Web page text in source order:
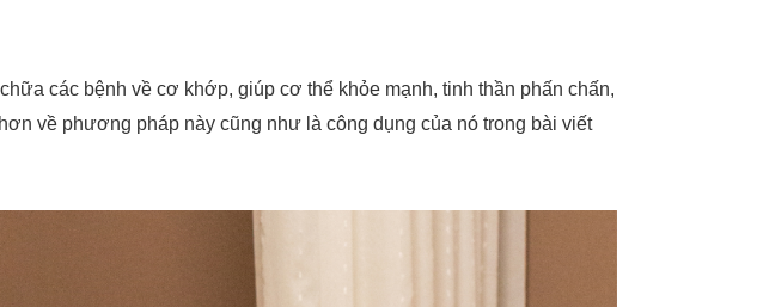
các bệnh về cơ khớp, giúp cơ thể khỏe mạnh, tinh thần phấn chấn,
về phương pháp này cũng như là công dụng của nó trong bài viết